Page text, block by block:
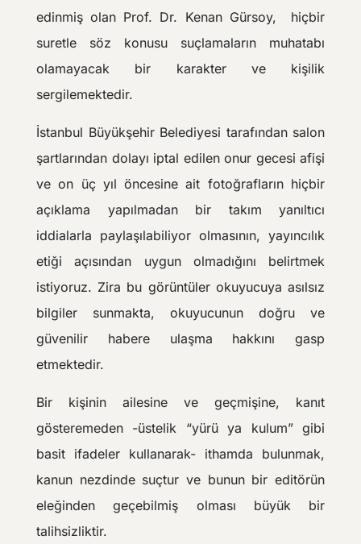
edinmiş olan Prof. Dr. Kenan Gürsoy, hiçbir
suretle söz konusu suçlamaların muhatabı
olamayacak bir karakter ve kişilik
sergilemektedir.
İstanbul Büyükşehir Belediyesi tarafından salon
şartlarından dolayı iptal edilen onur gecesi afişi
ve on üç yıl öncesine ait fotoğrafların hiçbir
açıklama yapılmadan bir takım yanıltıcı
iddialarla paylaşılabiliyor olmasının, yayıncılık
etiği açısından uygun olmadığını belirtmek
istiyoruz. Zira bu görüntüler okuyucuya asılsız
bilgiler sunmakta, okuyucunun doğru ve
güvenilir habere ulaşma hakkını gasp
etmektedir.
Bir kişinin ailesine ve geçmişine, kanıt
gösteremeden -üstelik “yürü ya kulum” gibi
basit ifadeler kullanarak- ithamda bulunmak,
kanun nezdinde suçtur ve bunun bir editörün
eleğinden geçebilmiş olması büyük bir
talihsizliktir.